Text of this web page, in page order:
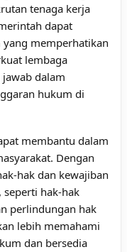
tenaga kerja
dapat
memperhatikan
lembaga
dalam
hukum di
membantu dalam
Dengan
hak dan kewajiban
seperti hak-hak
perlindungan hak
lebih memahami
dan bersedia